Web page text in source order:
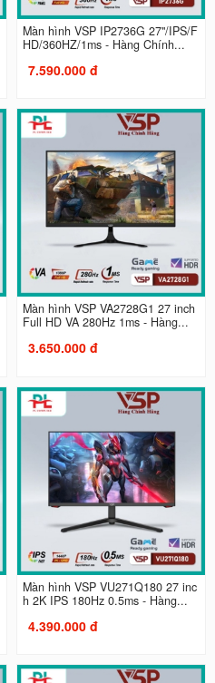
Màn hình VSP IP2736G 27"/IPS/F
HD/360HZ/1ms - Hàng Chính...
7.590.000 đ
Màn hình VSP VA2728G1 27 inch
Full HD VA 280Hz 1ms - Hàng...
3.650.000 đ
Màn hình VSP VU271Q180 27 inc
h 2K IPS 180Hz 0.5ms - Hàng...
4.390.000 đ